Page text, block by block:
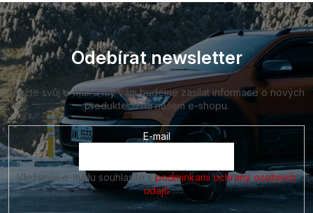
Z
á
p
a
t
í
Odebírat newsletter
Vložte svůj e-mail a my vám budeme zasílat informace o nových
produktech na našem e-shopu.
E-mail
Vložením e-mailu souhlasíte spodmínkami ochrany osobních
údajů